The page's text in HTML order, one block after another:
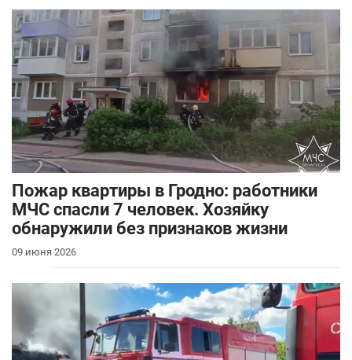
Пожар квартиры в Гродно: работники
МЧС спасли 7 человек. Хозяйку
обнаружили без признаков жизни
09 июня 2026